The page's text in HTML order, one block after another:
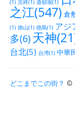
(1) 京終(1) 道頓堀(1)
之江(547) 倉
(1) 徳山(1) 徳島(1) アジ
多(6) 天神
台北(5) 台湾(1) 中華
どこまでこの街？ ©